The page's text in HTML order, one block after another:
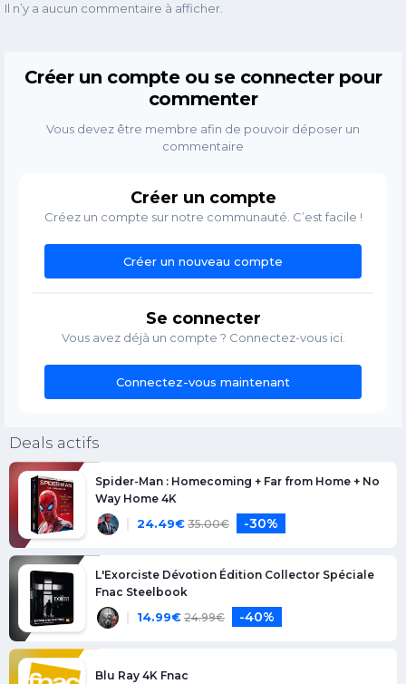
Il n’y a aucun commentaire à afficher.
Créer un compte ou se connecter pour
commenter
Vous devez être membre afin de pouvoir déposer un
commentaire
Créer un compte
Créez un compte sur notre communauté. C’est facile !
Créer un nouveau compte
Se connecter
Vous avez déjà un compte ? Connectez-vous ici.
Connectez-vous maintenant
Deals actifs
Spider-Man : Homecoming + Far from Home + No
Way Home 4K
24.49€ 35.00€ -30%
L'Exorciste Dévotion Édition Collector Spéciale
Fnac Steelbook
14.99€ 24.99€ -40%
Blu Ray 4K Fnac